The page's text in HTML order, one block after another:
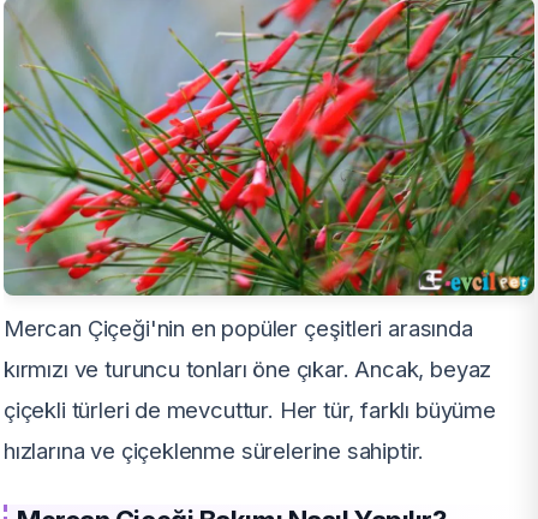
Mercan Çiçeği'nin en popüler çeşitleri arasında
kırmızı ve turuncu tonları öne çıkar. Ancak, beyaz
çiçekli türleri de mevcuttur. Her tür, farklı büyüme
hızlarına ve çiçeklenme sürelerine sahiptir.